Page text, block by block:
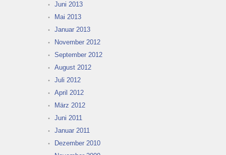
Juni 2013
Mai 2013
Januar 2013
November 2012
September 2012
August 2012
Juli 2012
April 2012
März 2012
Juni 2011
Januar 2011
Dezember 2010